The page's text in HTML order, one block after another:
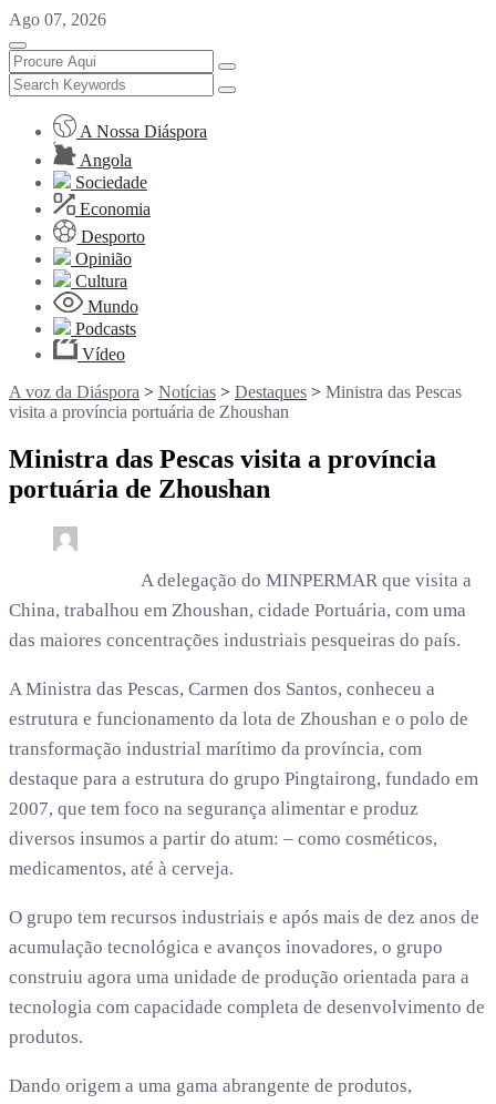
Ago 07, 2026
A Nossa Diáspora
Angola
Sociedade
Economia
Desporto
Opinião
Cultura
Mundo
Podcasts
Vídeo
A voz da Diáspora > Notícias > Destaques > Ministra das Pescas
visita a província portuária de Zhoushan
Ministra das Pescas visita a província
portuária de Zhoushan
A delegação do MINPERMAR que visita a
China, trabalhou em Zhoushan, cidade Portuária, com uma
das maiores concentrações industriais pesqueiras do país.
A Ministra das Pescas, Carmen dos Santos, conheceu a
estrutura e funcionamento da lota de Zhoushan e o polo de
transformação industrial marítimo da província, com
destaque para a estrutura do grupo Pingtairong, fundado em
2007, que tem foco na segurança alimentar e produz
diversos insumos a partir do atum: – como cosméticos,
medicamentos, até à cerveja.
O grupo tem recursos industriais e após mais de dez anos de
acumulação tecnológica e avanços inovadores, o grupo
construiu agora uma unidade de produção orientada para a
tecnologia com capacidade completa de desenvolvimento de
produtos.
Dando origem a uma gama abrangente de produtos,